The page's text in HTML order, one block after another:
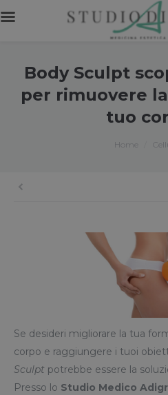
Body Sculpt
per rimuovere
tuo
Home
Se desideri migliorare la tua
corpo e raggiungere i tuoi
Sculpt potrebbe essere la
Presso lo Studio Medico